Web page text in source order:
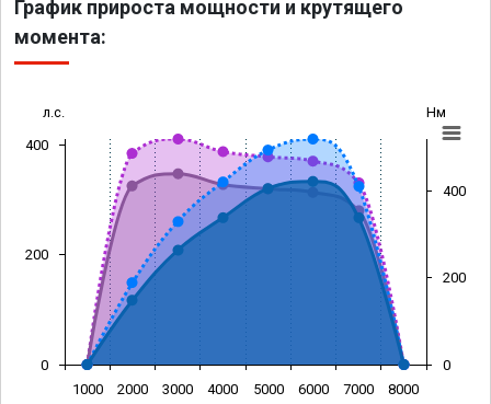
График прироста мощности и крутящего
момента:
л.с. Нм
1000 2000 3000 4000 5000 6000 7000 8000
0
200
400
0
200
400